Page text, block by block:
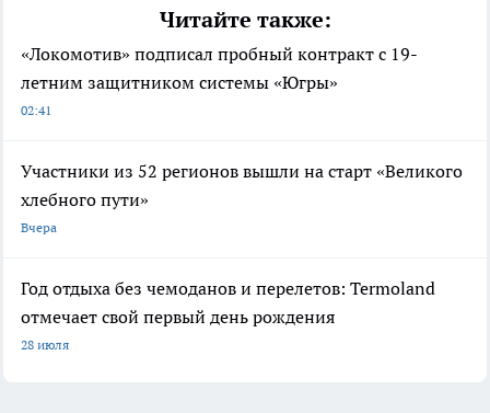
Читайте также:
«Локомотив» подписал пробный контракт с 19-
летним защитником системы «Югры»
02:41
Участники из 52 регионов вышли на старт «Великого
хлебного пути»
Вчера
Год отдыха без чемоданов и перелетов: Termoland
отмечает свой первый день рождения
28 июля